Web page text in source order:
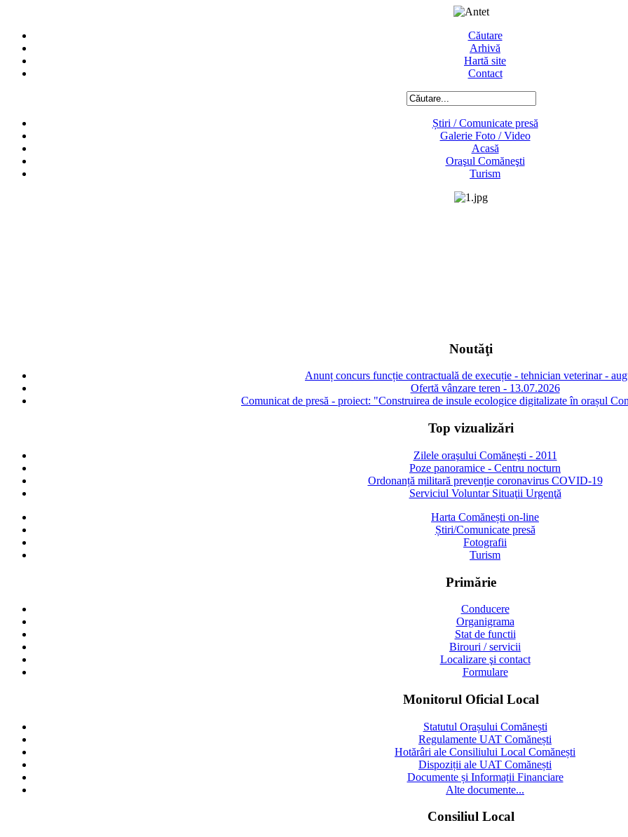
Căutare
Arhivă
Hartă site
Contact
Știri / Comunicate presă
Galerie Foto / Video
Acasă
Oraşul Comăneşti
Turism
Noutăţi
Anunț concurs funcție contractuală de execuție - tehnician veterinar -
Ofertă vânzare teren - 13.07.2026
Comunicat de presă - proiect: "Construirea de insule ecologice digitalizate în orașul
Top vizualizări
Zilele oraşului Comăneşti - 2011
Poze panoramice - Centru nocturn
Ordonanță militară prevenție coronavirus COVID-19
Serviciul Voluntar Situaţii Urgenţă
Harta Comănești on-line
Știri/Comunicate presă
Fotografii
Turism
Primărie
Conducere
Organigrama
Stat de functii
Birouri / servicii
Localizare şi contact
Formulare
Monitorul Oficial Local
Statutul Orașului Comănești
Regulamente UAT Comănești
Hotărâri ale Consiliului Local Comănești
Dispoziții ale UAT Comănești
Documente și Informații Financiare
Alte documente...
Consiliul Local